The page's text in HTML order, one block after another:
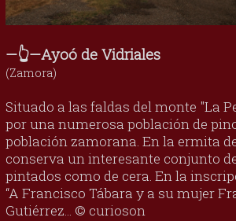
—👆—Ayoó de Vidriales
(Zamora)
Situado a las faldas del monte "La
por una numerosa población de
población zamorana. En la ermita
conserva un interesante conjunto
pintados como de cera. En la
“A Francisco Tábara y a su mujer
Gutiérrez... © curioson